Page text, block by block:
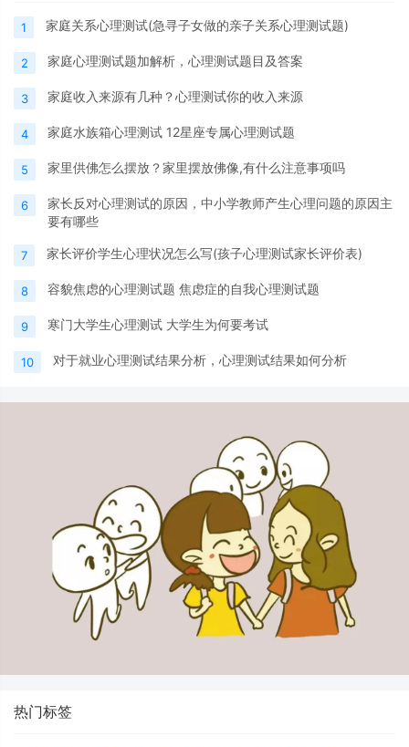
1 家庭关系心理测试(急寻子女做的亲子关系心理测试题)
2 家庭心理测试题加解析，心理测试题目及答案
3 家庭收入来源有几种？心理测试你的收入来源
4 家庭水族箱心理测试 12星座专属心理测试题
5 家里供佛怎么摆放？家里摆放佛像,有什么注意事项吗
6
家长反对心理测试的原因，中小学教师产生心理问题的原因主
要有哪些
7 家长评价学生心理状况怎么写(孩子心理测试家长评价表)
8 容貌焦虑的心理测试题 焦虑症的自我心理测试题
9 寒门大学生心理测试 大学生为何要考试
10 对于就业心理测试结果分析，心理测试结果如何分析
热门标签